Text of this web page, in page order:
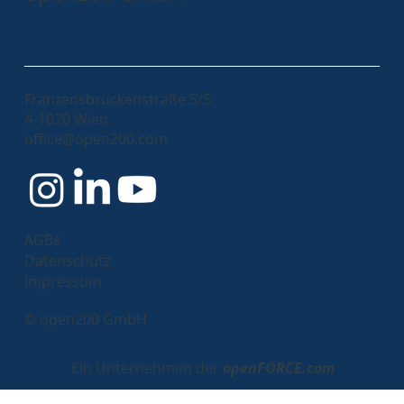
© open200 GmbH
Franzensbrückenstraße 5/5
A-1020 Wien
office@open200.com
Impressum
Datenschutz
AGBs
Ein Unternehmen der openFORCE.com